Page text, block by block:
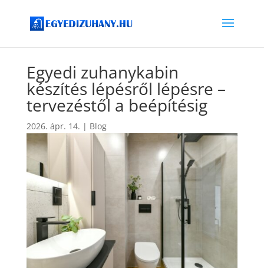
Egyedi zuhanykabin
készítés lépésről lépésre –
tervezéstől a beépítésig
2026. ápr. 14. | Blog